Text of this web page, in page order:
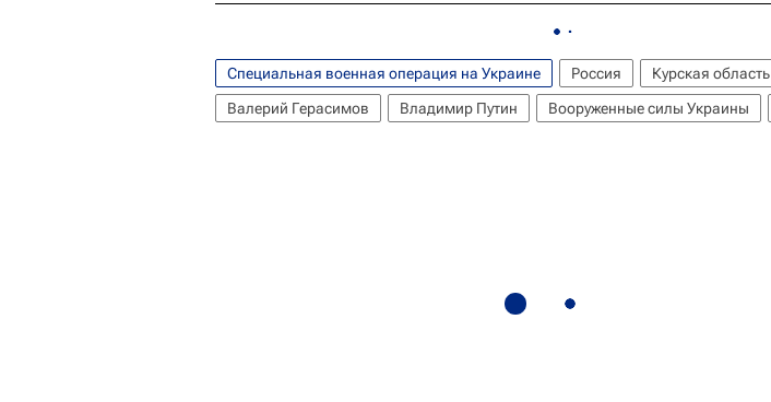
Специальная военная операция на Украине Россия Курская область
Валерий Герасимов
Владимир Путин Вооруженные силы Украины